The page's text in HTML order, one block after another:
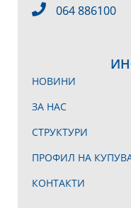
НОВИНИ
ЗА НАС
СТРУКТУРИ
ПРОФИЛ НА
КОНТАКТИ
064 886100